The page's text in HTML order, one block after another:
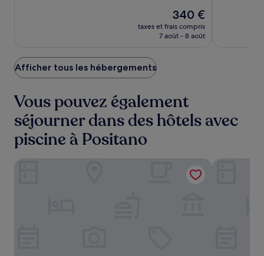
Le
nouveau
prix
340 €
taxes et frais compris
7 août - 8 août
Afficher tous les hébergements
Vous pouvez également
séjourner dans des hôtels avec
piscine à Positano
Hotel Savoia Hotel Villa